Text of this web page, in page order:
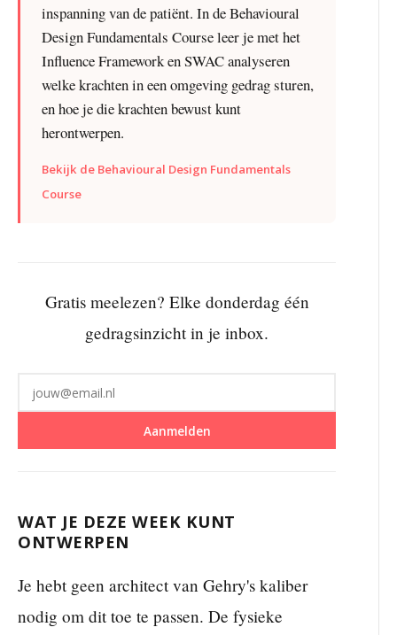
inspanning van de patiënt. In de Behavioural
Design Fundamentals Course leer je met het
Influence Framework en SWAC analyseren
welke krachten in een omgeving gedrag sturen,
en hoe je die krachten bewust kunt
herontwerpen.
Bekijk de Behavioural Design Fundamentals
Course
Gratis meelezen? Elke donderdag één
gedragsinzicht in je inbox.
Aanmelden
WAT JE DEZE WEEK KUNT
ONTWERPEN
Je hebt geen architect van Gehry's kaliber
nodig om dit toe te passen. De fysieke